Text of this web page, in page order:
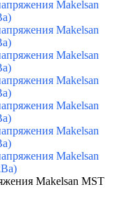
Makelsan
Makelsan
Makelsan
Makelsan
Makelsan
Makelsan
Makelsan
Makelsan MST